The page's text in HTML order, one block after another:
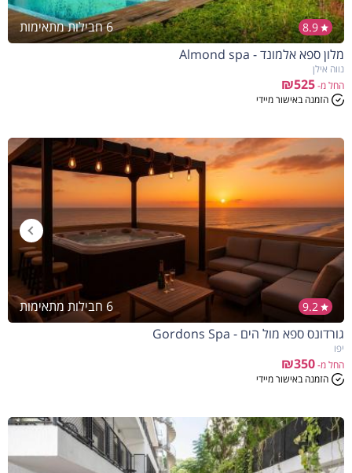
8.9
6 חבילות מתאימות
מלון ספא אלמונד - Almond spa
נווה אילן
החל מ-₪525
הזמנה באישור מיידי
9.2
6 חבילות מתאימות
גורדונס ספא מול הים - Gordons Spa
יפו
החל מ-₪350
הזמנה באישור מיידי